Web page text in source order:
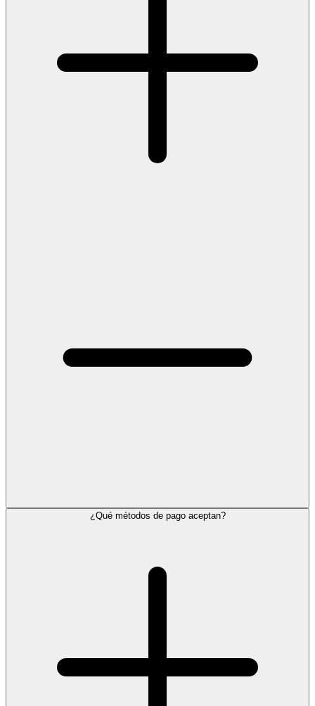
¿Qué métodos de pago aceptan?